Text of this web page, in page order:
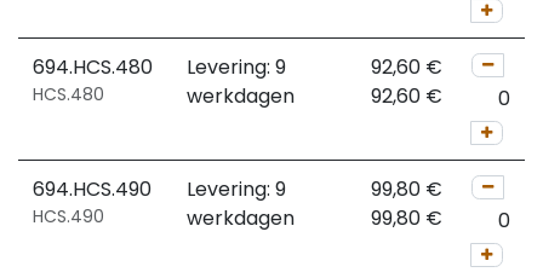
694.HCS.480
HCS.480
Levering: 9
werkdagen
92,60 €
92,60 €
694.HCS.490
HCS.490
Levering: 9
werkdagen
99,80 €
99,80 €